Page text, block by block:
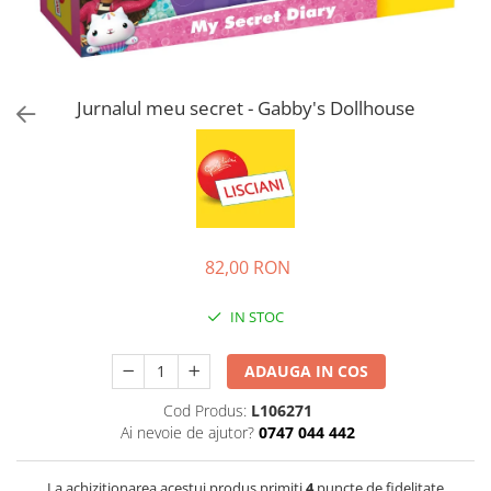
Decoratiuni
Jucarii educative
Jucarii electronice
Jurnalul meu secret - Gabby's Dollhouse
82,00 RON
IN STOC
ADAUGA IN COS
Cod Produs: L106271
Ai nevoie de ajutor? 0747 044 442